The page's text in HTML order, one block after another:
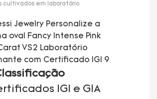
em laboratório.
IGI e GIA